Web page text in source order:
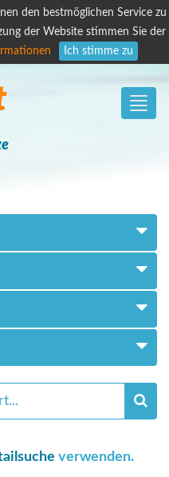
den bestmöglichen Service zu
der Website stimmen Sie der
Ich stimme zu
Toggle
verwenden.